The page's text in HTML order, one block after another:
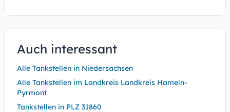
Auch interessant
Alle Tankstellen in Niedersachsen
Alle Tankstellen im Landkreis Landkreis Hameln-
Pyrmont
Tankstellen in PLZ 31860